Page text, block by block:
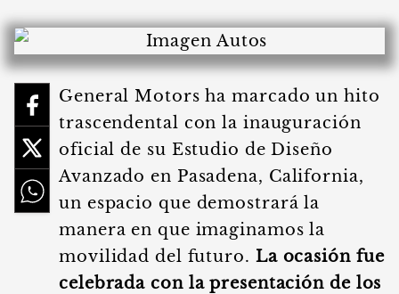
General Motors ha marcado un hito
trascendental con la inauguración
oficial de su Estudio de Diseño
Avanzado en Pasadena, California,
un espacio que demostrará la
manera en que imaginamos la
movilidad del futuro. La ocasión fue
celebrada con la presentación de los